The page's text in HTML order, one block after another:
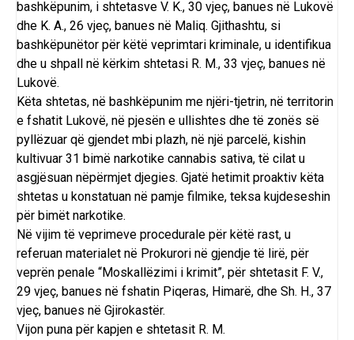
bashkëpunim, i shtetasve V. K., 30 vjeç, banues në Lukovë
dhe K. A., 26 vjeç, banues në Maliq. Gjithashtu, si
bashkëpunëtor për këtë veprimtari kriminale, u identifikua
dhe u shpall në kërkim shtetasi R. M., 33 vjeç, banues në
Lukovë.
Këta shtetas, në bashkëpunim me njëri-tjetrin, në territorin
e fshatit Lukovë, në pjesën e ullishtes dhe të zonës së
pyllëzuar që gjendet mbi plazh, në një parcelë, kishin
kultivuar 31 bimë narkotike cannabis sativa, të cilat u
asgjësuan nëpërmjet djegies. Gjatë hetimit proaktiv këta
shtetas u konstatuan në pamje filmike, teksa kujdeseshin
për bimët narkotike.
Në vijim të veprimeve procedurale për këtë rast, u
referuan materialet në Prokurori në gjendje të lirë, për
veprën penale “Moskallëzimi i krimit”, për shtetasit F. V.,
29 vjeç, banues në fshatin Piqeras, Himarë, dhe Sh. H., 37
vjeç, banues në Gjirokastër.
Vijon puna për kapjen e shtetasit R. M.